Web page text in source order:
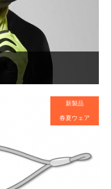
新製品
春夏ウェア